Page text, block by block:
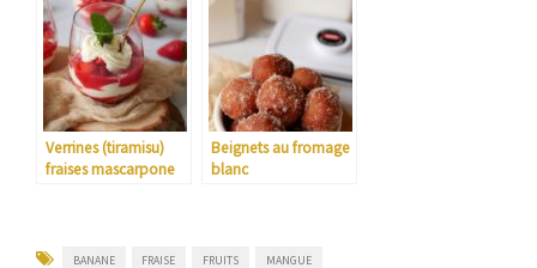
Verrines (tiramisu)
fraises mascarpone
Beignets au fromage
blanc
BANANE FRAISE FRUITS MANGUE